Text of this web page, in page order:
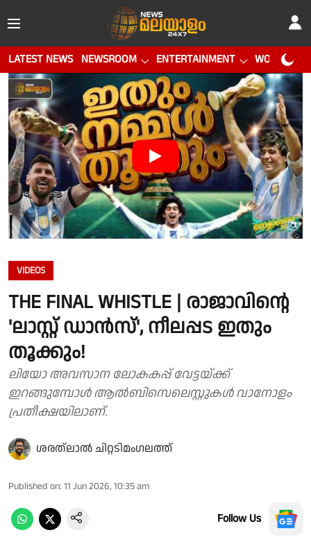
LATEST NEWS NEWSROOM ENTERTAINMENT WORLD CUP
VIDEOS
THE FINAL WHISTLE | രാജാവിൻ്റെ
'ലാസ്റ്റ് ഡാൻസ്', നീലപ്പട ഇതും
തൂക്കും!
ലിയോ അവസാന ലോകകപ്പ് വേട്ടയ്ക്ക്
ഇറങ്ങുമ്പോൾ ആൽബിസെലെസ്റ്റുകൾ വാനോളം
പ്രതീക്ഷയിലാണ്.
ശരത്‌ലാൽ ചിറ്റടിമംഗലത്ത്
Published on: 11 Jun 2026, 10:35 am
Follow Us